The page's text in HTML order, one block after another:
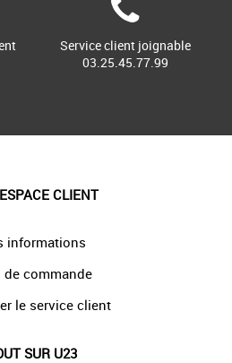
Service client joignable
03.25.45.77.99
CLIENT
informations
de commande
le service client
SUR U23